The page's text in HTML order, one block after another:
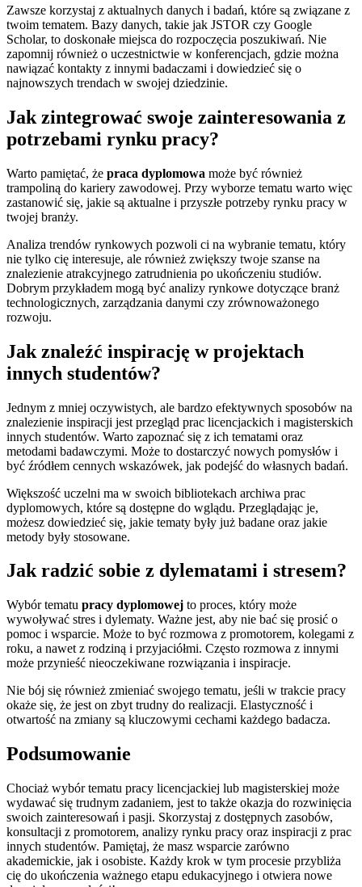
Zawsze korzystaj z aktualnych danych i badań, które są związane z
twoim tematem. Bazy danych, takie jak JSTOR czy Google
Scholar, to doskonałe miejsca do rozpoczęcia poszukiwań. Nie
zapomnij również o uczestnictwie w konferencjach, gdzie można
nawiązać kontakty z innymi badaczami i dowiedzieć się o
najnowszych trendach w swojej dziedzinie.
Jak zintegrować swoje zainteresowania z
potrzebami rynku pracy?
Warto pamiętać, że praca dyplomowa może być również
trampoliną do kariery zawodowej. Przy wyborze tematu warto więc
zastanowić się, jakie są aktualne i przyszłe potrzeby rynku pracy w
twojej branży.
Analiza trendów rynkowych pozwoli ci na wybranie tematu, który
nie tylko cię interesuje, ale również zwiększy twoje szanse na
znalezienie atrakcyjnego zatrudnienia po ukończeniu studiów.
Dobrym przykładem mogą być analizy rynkowe dotyczące branż
technologicznych, zarządzania danymi czy zrównoważonego
rozwoju.
Jak znaleźć inspirację w projektach
innych studentów?
Jednym z mniej oczywistych, ale bardzo efektywnych sposobów na
znalezienie inspiracji jest przegląd prac licencjackich i magisterskich
innych studentów. Warto zapoznać się z ich tematami oraz
metodami badawczymi. Może to dostarczyć nowych pomysłów i
być źródłem cennych wskazówek, jak podejść do własnych badań.
Większość uczelni ma w swoich bibliotekach archiwa prac
dyplomowych, które są dostępne do wglądu. Przeglądając je,
możesz dowiedzieć się, jakie tematy były już badane oraz jakie
metody były stosowane.
Jak radzić sobie z dylematami i stresem?
Wybór tematu pracy dyplomowej to proces, który może
wywoływać stres i dylematy. Ważne jest, aby nie bać się prosić o
pomoc i wsparcie. Może to być rozmowa z promotorem, kolegami z
roku, a nawet z rodziną i przyjaciółmi. Często rozmowa z innymi
może przynieść nieoczekiwane rozwiązania i inspiracje.
Nie bój się również zmieniać swojego tematu, jeśli w trakcie pracy
okaże się, że jest on zbyt trudny do realizacji. Elastyczność i
otwartość na zmiany są kluczowymi cechami każdego badacza.
Podsumowanie
Chociaż wybór tematu pracy licencjackiej lub magisterskiej może
wydawać się trudnym zadaniem, jest to także okazja do rozwinięcia
swoich zainteresowań i pasji. Skorzystaj z dostępnych zasobów,
konsultacji z promotorem, analizy rynku pracy oraz inspiracji z prac
innych studentów. Pamiętaj, że masz wsparcie zarówno
akademickie, jak i osobiste. Każdy krok w tym procesie przybliża
cię do ukończenia ważnego etapu edukacyjnego i otwiera nowe